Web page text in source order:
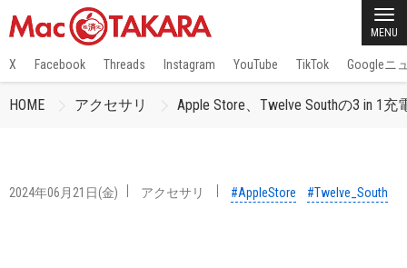
MENU
X Facebook Threads Instagram YouTube TikTok Googleニ
HOME アクセサリ Apple Store、Twelve Southの3 in 1充
2024年06月21日(金) アクセサリ #AppleStore #Twelve_South